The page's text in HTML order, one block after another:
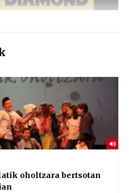
oholtzara bertsotan